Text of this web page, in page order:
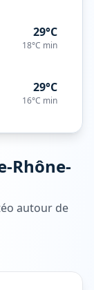
29°C
18°C min
29°C
16°C min
Rhône-
autour de